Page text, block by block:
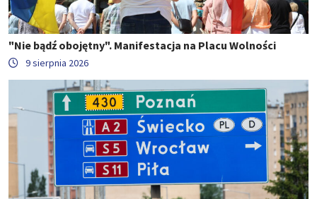
"Nie bądź obojętny". Manifestacja na Placu Wolności
9 sierpnia 2026